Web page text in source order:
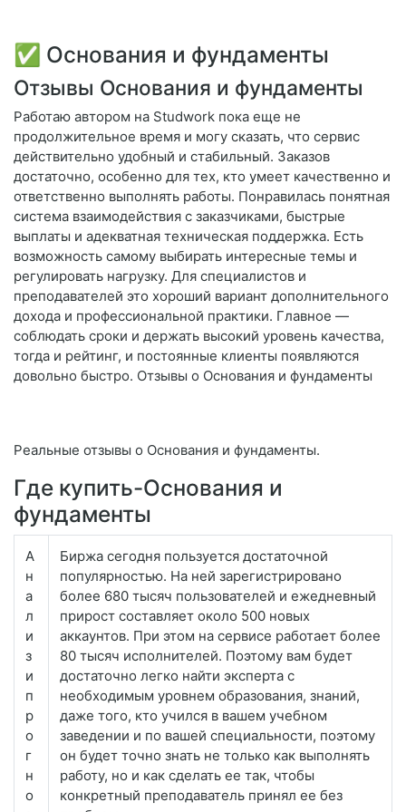
✅ Основания и фундаменты
Отзывы Основания и фундаменты
Работаю автором на Studwork пока еще не
продолжительное время и могу сказать, что сервис
действительно удобный и стабильный. Заказов
достаточно, особенно для тех, кто умеет качественно и
ответственно выполнять работы. Понравилась понятная
система взаимодействия с заказчиками, быстрые
выплаты и адекватная техническая поддержка. Есть
возможность самому выбирать интересные темы и
регулировать нагрузку. Для специалистов и
преподавателей это хороший вариант дополнительного
дохода и профессиональной практики. Главное —
соблюдать сроки и держать высокий уровень качества,
тогда и рейтинг, и постоянные клиенты появляются
довольно быстро. Отзывы о Основания и фундаменты
Реальные отзывы о Основания и фундаменты.
Где купить-Основания и
фундаменты
А
н
а
л
и
з
и
п
р
о
г
н
о
Биржа сегодня пользуется достаточной
популярностью. На ней зарегистрировано
более 680 тысяч пользователей и ежедневный
прирост составляет около 500 новых
аккаунтов. При этом на сервисе работает более
80 тысяч исполнителей. Поэтому вам будет
достаточно легко найти эксперта с
необходимым уровнем образования, знаний,
даже того, кто учился в вашем учебном
заведении и по вашей специальности, поэтому
он будет точно знать не только как выполнять
работу, но и как сделать ее так, чтобы
конкретный преподаватель принял ее без